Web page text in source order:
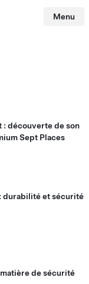
Menu
: découverte de son
Sept Places
durabilité et sécurité
de sécurité